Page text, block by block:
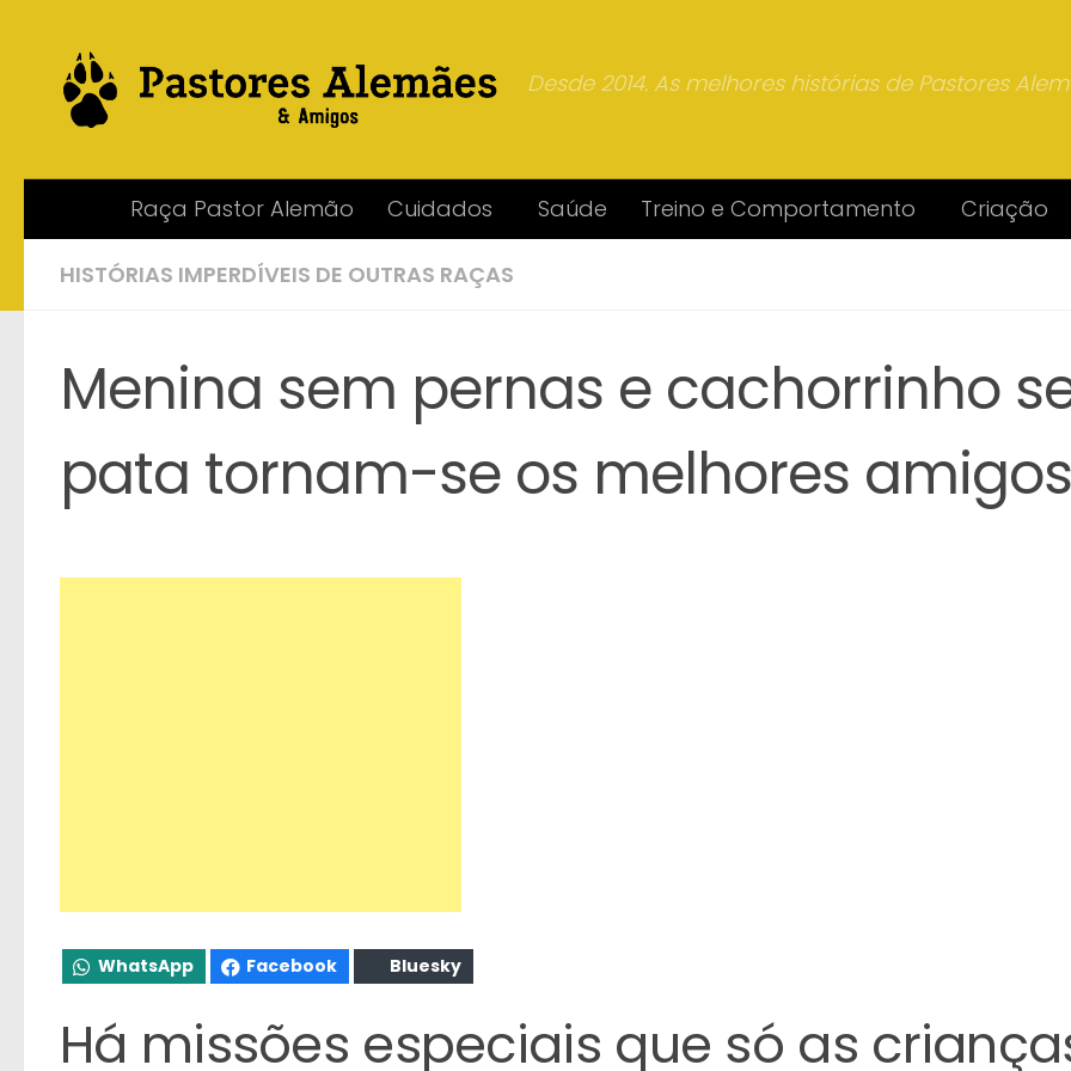
Desde 2014. As melhores histórias de Pastores
Raça Pastor Alemão Cuidados Saúde Treino e Comportamento Criação
HISTÓRIAS IMPERDÍVEIS DE OUTRAS RAÇAS
Menina sem pernas e cachorrinho
pata tornam-se os melhores amigos
WhatsApp Facebook Bluesky
Há missões especiais que só as